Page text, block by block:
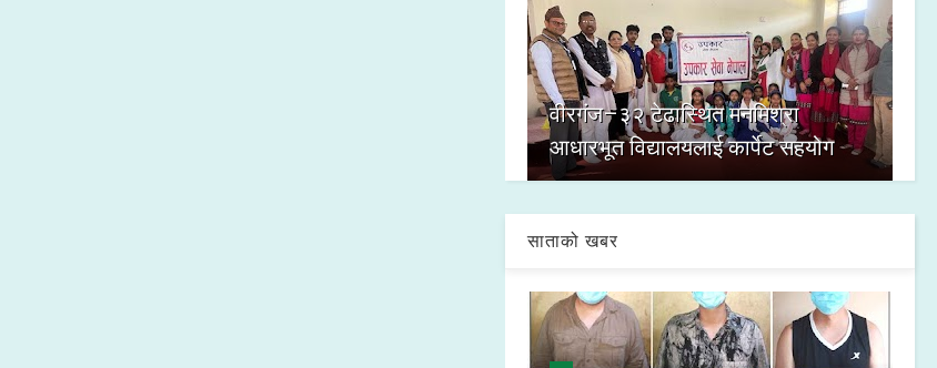
वीरगंज–३२ टेढास्थित मनमिश्रा
आधारभूत विद्यालयलाई कार्पेट सहयोग
साताको खबर